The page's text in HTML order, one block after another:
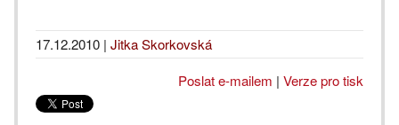
17.12.2010 | Jitka Skorkovská
Poslat e-mailem | Verze pro tisk